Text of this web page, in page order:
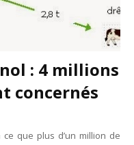
: 4 millions
concernés
que plus d’un million de